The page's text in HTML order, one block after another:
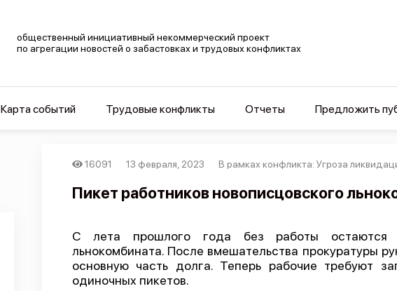
общественный инициативный некоммерческий проект
по агрегации новостей о забастовках и трудовых конфликтах
Карта событий Трудовые конфликты Отчеты Предложить
16091 13 февраля, 2023 В рамках конфликта: Угроза
Пикет работников новописцовского
С лета прошлого года без работы остаются
льнокомбината. После вмешательства прокуратуры
основную часть долга. Теперь рабочие требуют
одиночных пикетов.